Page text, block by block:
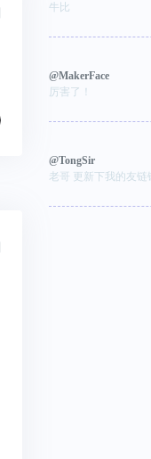
牛比
@MakerFace
厉害了！
@TongSir
老哥 更新下我的友链